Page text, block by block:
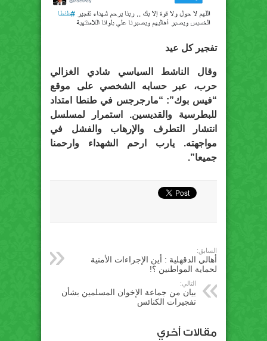
تفجير كل عيد
وقال الناشط السياسي شادي الغزالي
حرب، عبر حسابه الشخصي على موقع
“فيس بوك”: “مارجرجس في طنطا امتداد
للبطرسية والقديسين. استمرار لمسلسل
انتشار التطرف والإرهاب والفشل في
مواجهته. يارب ارحم الشهداء وارحمنا
جميعا”.
السابق:
أهالي الدقهلية : أين الإجراءات الأمنية
لحماية المواطنين ؟!
التالي:
بيان من جماعة الإخوان المسلمين بشأن
تفجيرات الكنائس
مقالات أخري